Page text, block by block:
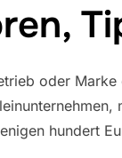
oder
hundert